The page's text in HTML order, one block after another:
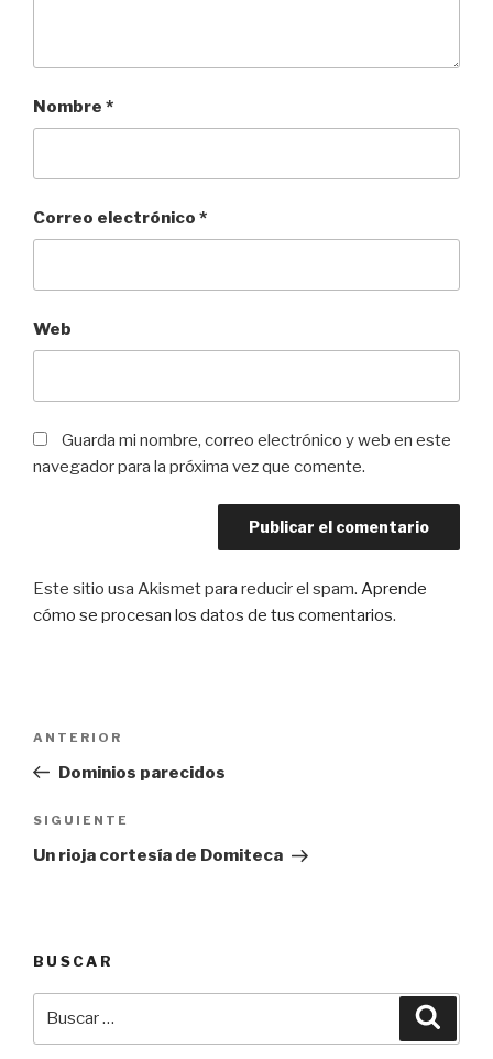
Nombre *
Correo electrónico *
Web
Guarda mi nombre, correo electrónico y web en este
navegador para la próxima vez que comente.
Este sitio usa Akismet para reducir el spam. Aprende
cómo se procesan los datos de tus comentarios.
entradas
Entrada
anterior:
ANTERIOR
Dominios parecidos
Siguiente
entrada
SIGUIENTE
Un rioja cortesía de Domiteca
BUSCAR